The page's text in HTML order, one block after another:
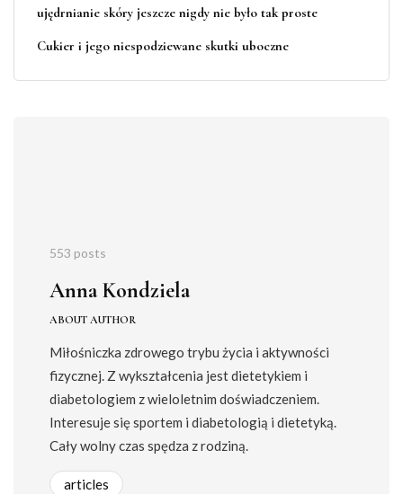
ujędrnianie skóry jeszcze nigdy nie było tak proste
Cukier i jego niespodziewane skutki uboczne
553 posts
Anna Kondziela
ABOUT AUTHOR
Miłośniczka zdrowego trybu życia i aktywności
fizycznej. Z wykształcenia jest dietetykiem i
diabetologiem z wieloletnim doświadczeniem.
Interesuje się sportem i diabetologią i dietetyką.
Cały wolny czas spędza z rodziną.
articles